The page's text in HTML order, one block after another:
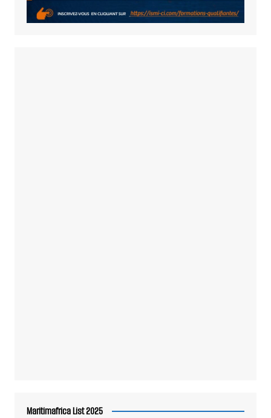
Maritimafrica List 2025